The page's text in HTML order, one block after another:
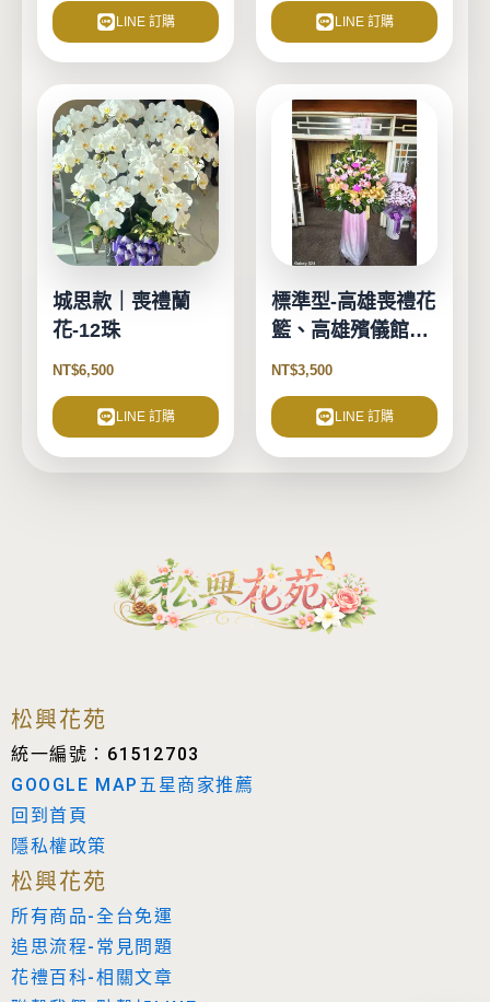
LINE 訂購
頁
面
選
項
LINE 訂購
城思款｜喪禮蘭
花-12珠
NT$6,500
LINE 訂購
標準型-高雄喪禮花
籃、高雄殯儀館花
籃
NT$3,500
LINE 訂購
松興花苑
統一編號：61512703
GOOGLE MAP五星商家推薦
回到首頁
隱私權政策
松興花苑
所有商品-全台免運
追思流程-常見問題
花禮百科-相關文章